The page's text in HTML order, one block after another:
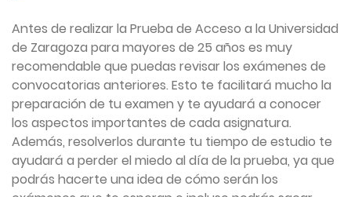
Antes de realizar la Prueba de Acceso a la Universidad
de Zaragoza para mayores de 25 años es muy
recomendable que puedas revisar los exámenes de
convocatorias anteriores. Esto te facilitará mucho la
preparación de tu examen y te ayudará a conocer
los aspectos importantes de cada asignatura.
Además, resolverlos durante tu tiempo de estudio te
ayudará a perder el miedo al día de la prueba, ya que
podrás hacerte una idea de cómo serán los